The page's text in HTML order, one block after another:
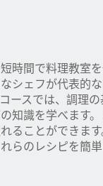
時間で料理教室
シェフが代表的
ースでは、調理
知識を学べます
ることができま
らのレシピを簡単